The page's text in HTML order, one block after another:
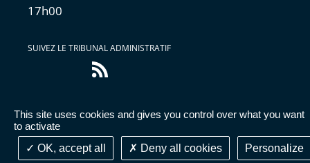
This site uses cookies and gives you control over what you want
to activate
OK, accept all
Deny all cookies Personalize
17h00
SUIVEZ LE TRIBUNAL ADMINISTRATIF
Flux
RSS
Accessibilité : partiellement conforme
légales|Cookies Données personnelles